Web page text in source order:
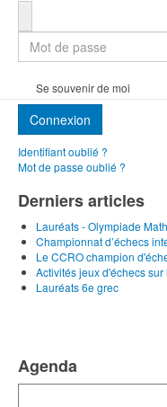
Se souvenir de moi
Connexion
Identifiant oublié ?
Mot de passe oublié ?
Derniers articles
Lauréats - Olympiade
Championnat d’échecs
Le CCRO champion
Activités jeux d'échecs
Lauréats 6e grec
Agenda